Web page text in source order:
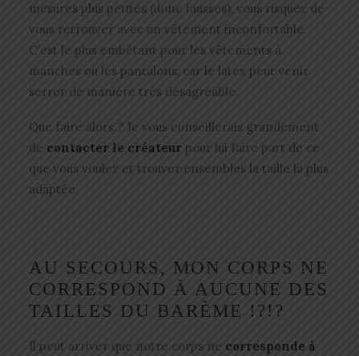
mesures plus petites (donc fausses), vous risquez de
vous retrouver avec un vêtement inconfortable.
C’est le plus embêtant pour les vêtements à
manches ou les pantalons, car le latex peut venir
serrer de manière très désagréable.
Que faire alors ? Je vous conseillerais grandement
de contacter le créateur pour lui faire part de ce
que vous voulez et trouver ensembles la taille la plus
adaptée.
AU SECOURS, MON CORPS NE
CORRESPOND À AUCUNE DES
TAILLES DU BARÈME !?!?
Il peut arriver que notre corps ne corresponde à